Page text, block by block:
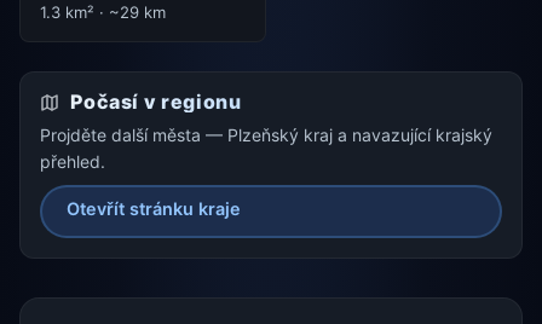
1.3 km² · ~29 km
Počasí v regionu
Projděte další města — Plzeňský kraj a navazující krajský
přehled.
Otevřít stránku kraje